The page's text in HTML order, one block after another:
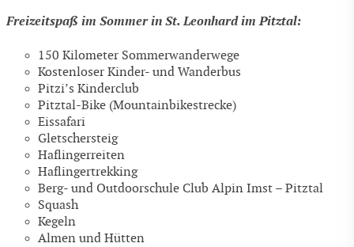
Freizeitspaß im Sommer in St. Leonhard im Pitztal:
150 Kilometer Sommerwanderwege
Kostenloser Kinder- und Wanderbus
Pitzi’s Kinderclub
Pitztal-Bike (Mountainbikestrecke)
Eissafari
Gletschersteig
Haflingerreiten
Haflingertrekking
Berg- und Outdoorschule Club Alpin Imst – Pitztal
Squash
Kegeln
Almen und Hütten